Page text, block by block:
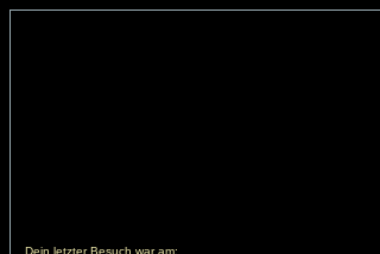
Dein letzter Besuch war am: